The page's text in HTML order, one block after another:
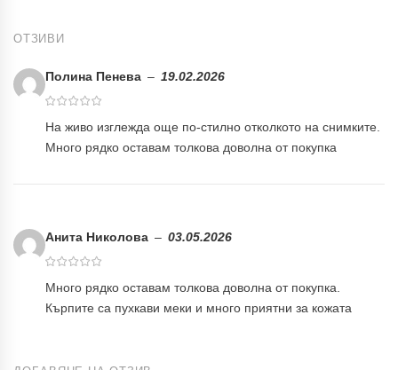
ОТЗИВИ
Полина Пенева – 19.02.2026
На живо изглежда още по-стилно отколкото на снимките.
Много рядко оставам толкова доволна от покупка
Анита Николова – 03.05.2026
Много рядко оставам толкова доволна от покупка.
Кърпите са пухкави меки и много приятни за кожата